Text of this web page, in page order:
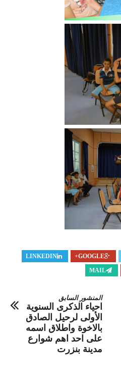
GOOGLE+
LINKEDIN
MAIL
المنشور السابق
احياء الذكرى السنوية
الأولى لرحيل الصادق
بالاخوة واطلاق اسمه
على احد اهم شوارع
مدينة بنزرت